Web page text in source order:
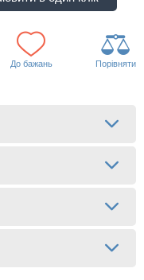
До бажань Порівняти